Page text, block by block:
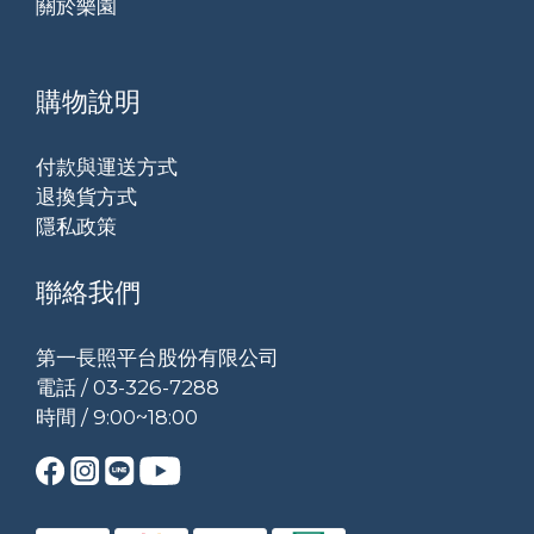
關於樂園
購物說明
付款與運送方式
退換貨方式
隱私政策
聯絡我們
第一長照平台股份有限公司
電話 / 03-326-7288
時間 / 9:00~18:00